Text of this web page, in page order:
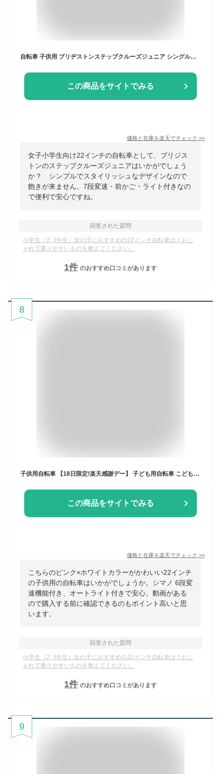
自転車 子供用 ブリヂストンステップクルーズジュニア シングルギア 20インチ 22インチ 24インチ7段変速 STJ06 STJ26 STJ46 ブリジストン bridgestone ジュニア自転車 男子 女子 キッズ かっこいい 誕生日 小学生 クリスマス プレゼント お祝い 盗難補償 入学
この商品をサイトでみる
価格と在庫を楽天でチェック >>
女子小学生向け22インチの自転車として、ブリジス
トンのステップクルーズジュニアはいかがでしょう
か？ シンプルでスタイリッシュなデザインなので
飽きが来ません。7段変速・前かご・ライト付きなの
で便利で安心ですね。
回答された質問
小学生（2･3年生）女の子におすすめの22インチ自転車は？おし
ゃれで乗りやすいものを教えてください。
1件 のおすすめ口コミがあります
8
この商品をサイトでみる
価格と在庫を楽天でチェック >>
こちらのピンク×ホワイトカラーがかわいい22インチ
の子供用の自転車はいかがでしょうか。シマノ 6段変
速機能付き、オートライト付きで安心。動画がある
ので購入する前に確認できるのもポイント高いと思
います。
回答された質問
小学生（2･3年生）女の子におすすめの22インチ自転車は？おし
ゃれで乗りやすいものを教えてください。
1件 のおすすめ口コミがあります
9